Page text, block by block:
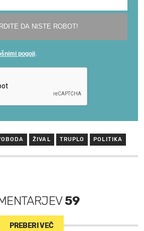
ŽIVAL TRUPLO POLITIKA
59
PREBERI VEČ